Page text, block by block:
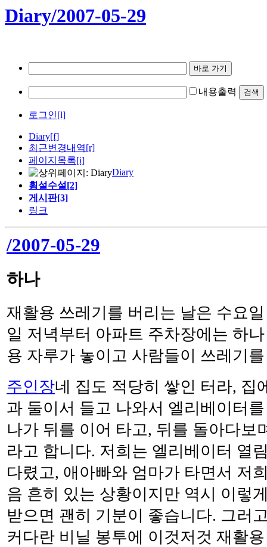
Diary/2007-05-29
내용출력
로그인[l]
Diary[f]
최근변경내역[r]
페이지목록[i]
Diary
횡설수설[2]
게시판[3]
링크
/2007-05-29
하나
재활용 쓰레기를 버리는 날은 수요
일 저녁부터 아파트 주차장에는 하
용 자루가 놓이고 사람들이 쓰레기
주인장네 집도 적당히 쌓인 터라, 집
과 둘이서 들고 나와서 엘리베이터
나가 뒤를 이어 타고, 뒤를 돌아다보
라고 합니다. 저희는 엘리베이터 열
다렸고, 애아빠와 엄마가 타면서 저
음 흔히 있는 상황이지만 역시 이렇
받으면 괜히 기분이 좋습니다. 그러
커다란 비닐 봉투에 이것저것 재활